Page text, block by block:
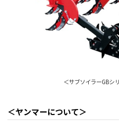
＜サブソイラーGBシ
＜ヤンマーについて＞